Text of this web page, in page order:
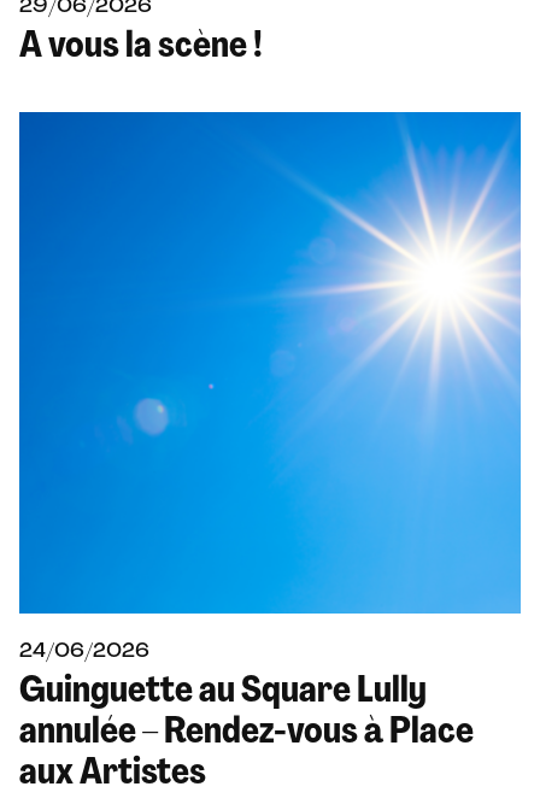
t
é
s
29/06/2026
A vous la scène !
24/06/2026
Guinguette au Square Lully
annulée – Rendez-vous à Place
aux Artistes